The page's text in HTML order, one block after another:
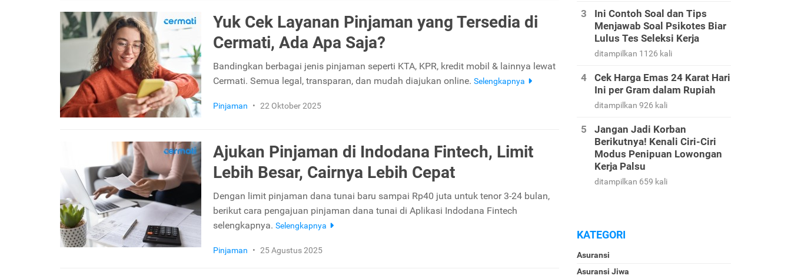
Yuk Cek Layanan Pinjaman yang Tersedia di
Cermati, Ada Apa Saja?
Bandingkan berbagai jenis pinjaman seperti KTA, KPR, kredit mobil & lainnya lewat
Cermati. Semua legal, transparan, dan mudah diajukan online. Selengkapnya
Pinjaman • 22 Oktober 2025
Ajukan Pinjaman di Indodana Fintech, Limit
Lebih Besar, Cairnya Lebih Cepat
Dengan limit pinjaman dana tunai baru sampai Rp40 juta untuk tenor 3-24 bulan,
berikut cara pengajuan pinjaman dana tunai di Aplikasi Indodana Fintech
selengkapnya. Selengkapnya
Pinjaman • 25 Agustus 2025
Ini Contoh Soal dan Tips
Menjawab Soal Psikotes Biar
Lulus Tes Seleksi Kerja
ditampilkan 1126 kali
Cek Harga Emas 24 Karat Hari
Ini per Gram dalam Rupiah
ditampilkan 926 kali
Jangan Jadi Korban
Berikutnya! Kenali Ciri-Ciri
Modus Penipuan Lowongan
Kerja Palsu
ditampilkan 659 kali
KATEGORI
Asuransi
Asuransi Jiwa